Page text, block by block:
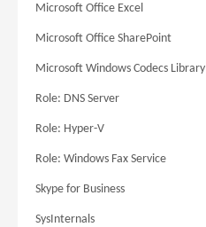
Microsoft Office Excel
Microsoft Office SharePoint
Microsoft Windows Codecs Library
Role: DNS Server
Role: Hyper-V
Role: Windows Fax Service
Skype for Business
SysInternals